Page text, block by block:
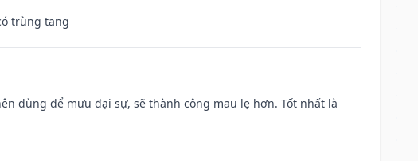
trùng tang
dùng để mưu đại sự, sẽ thành công mau lẹ hơn. Tốt nhất là